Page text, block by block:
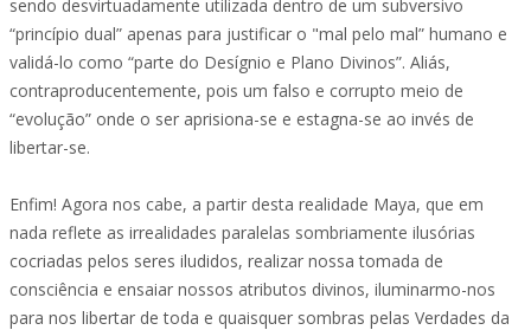
sendo desvirtuadamente utilizada dentro de um subversivo
“princípio dual” apenas para justificar o "mal pelo mal” humano e
validá-lo como “parte do Desígnio e Plano Divinos”. Aliás,
contraproducentemente, pois um falso e corrupto meio de
“evolução” onde o ser aprisiona-se e estagna-se ao invés de
libertar-se.
Enfim! Agora nos cabe, a partir desta realidade Maya, que em
nada reflete as irrealidades paralelas sombriamente ilusórias
cocriadas pelos seres iludidos, realizar nossa tomada de
consciência e ensaiar nossos atributos divinos, iluminarmo-nos
para nos libertar de toda e quaisquer sombras pelas Verdades da